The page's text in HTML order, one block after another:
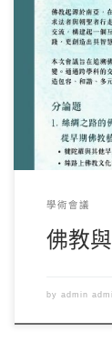
**聯繫電郵現
不便之處，
學術會議
佛教
by admin